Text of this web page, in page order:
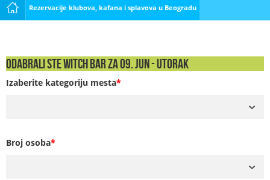
Rezervacije klubova, kafana i splavova u Beogradu
Odabrali ste Witch Bar za 09. Jun - UTORAK
Izaberite kategoriju mesta*
Broj osoba*